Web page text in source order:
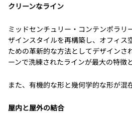
クリーンなライン
ミッドセンチュリー・コンテンポラリ
ザインスタイルを再構築し、オフィス
ための革新的な方法としてデザインさ
ーンで洗練されたラインが最大の特徴
また、有機的な形と幾何学的な形が混
屋内と屋外の結合